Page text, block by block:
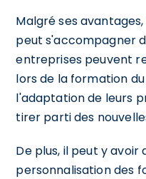
Malgré ses
peut s'accompagner
entreprises peuvent
lors de la formation
l'adaptation de leurs
tirer parti des
De plus, il peut y avoir
personnalisation des